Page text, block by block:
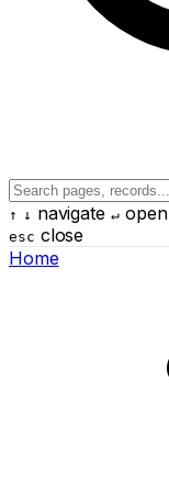
↑ ↓ navigate ↵open
esc close
Home